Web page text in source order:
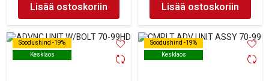
Lisää ostoskoriin Lisää ostoskoriin
Soodushind -19%
Kesklaos
Soodushind -19%
Kesklaos
Soodushind -19%
Kesklaos
Soodushind -19%
Kesklaos